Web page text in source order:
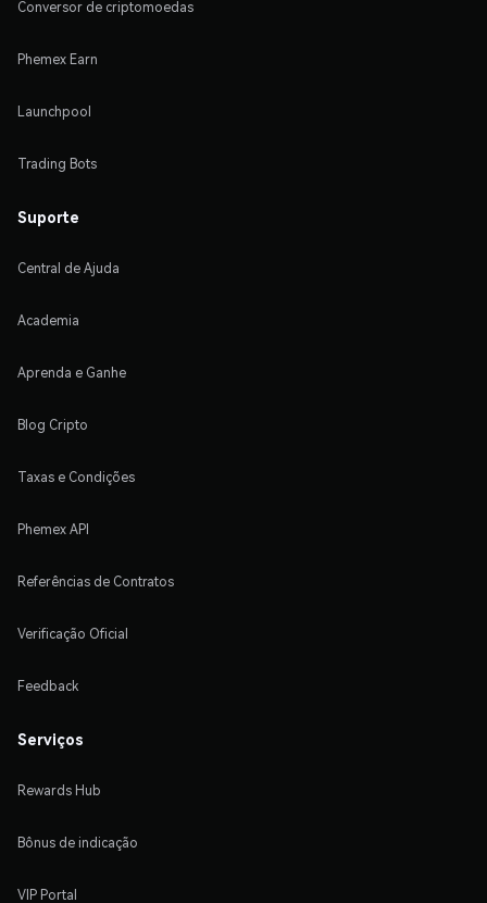
Conversor de criptomoedas
Phemex Earn
Launchpool
Trading Bots
Suporte
Central de Ajuda
Academia
Aprenda e Ganhe
Blog Cripto
Taxas e Condições
Phemex API
Referências de Contratos
Verificação Oficial
Feedback
Serviços
Rewards Hub
Bônus de indicação
VIP Portal